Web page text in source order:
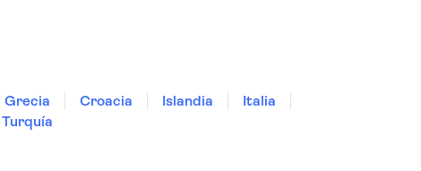
Grecia Croacia Islandia
Italia
Turquía